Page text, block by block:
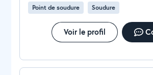
Point de soudure Soudure
Voir le profil